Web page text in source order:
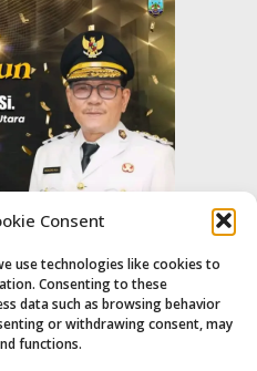
Consent
use technologies like cookies to
Consenting to these
data such as browsing behavior
or withdrawing consent, may
functions.